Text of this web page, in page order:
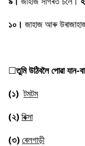
১০। জাহাজ আৰু
☐তুমি উঠিবলৈ পোৱা যান-
(১)টমটম
(২) ৰিক্সা
(৩) ৰেলগাড়ী